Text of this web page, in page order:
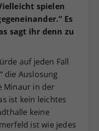
spielen
Es
sagt ihr denn zu
auf jeden Fall
die Auslosung
Minaur in der
ist kein leichtes
keine
ist wie jedes